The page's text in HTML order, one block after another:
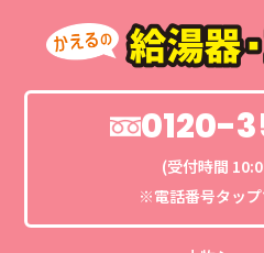
0120-
(受付時間
※電話番号タッ